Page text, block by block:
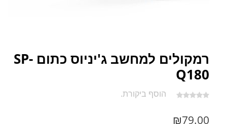
רמקולים למחשב ג'יניוס כתום SP-
Q180
הוסף ביקורת.
₪79.00